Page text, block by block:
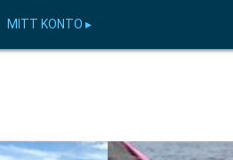
MITT KONTO ▸